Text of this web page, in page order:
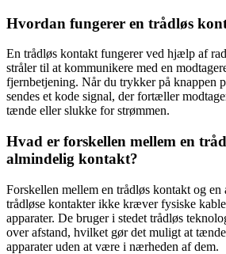
Hvordan fungerer en trådløs
En trådløs kontakt fungerer ved hjælp af
stråler til at kommunikere med en
fjernbetjening. Når du trykker på knappen
sendes et kode signal, der fortæller
tænde eller slukke for strømmen.
Hvad er forskellen mellem en
almindelig kontakt?
Forskellen mellem en trådløs kontakt og
trådløse kontakter ikke kræver fysiske
apparater. De bruger i stedet trådløs
over afstand, hvilket gør det muligt at
apparater uden at være i nærheden af ​​dem.